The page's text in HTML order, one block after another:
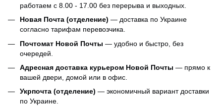
работаем с 8.00 - 17.00 без перерыва и выходных.
Новая Почта (отделение) — доставка по Украине
согласно тарифам перевозчика.
Почтомат Новой Почты — удобно и быстро, без
очередей.
Адресная доставка курьером Новой Почты — прямо к
вашей двери, домой или в офис.
Укрпочта (отделение) — экономичный вариант доставки
по Украине.